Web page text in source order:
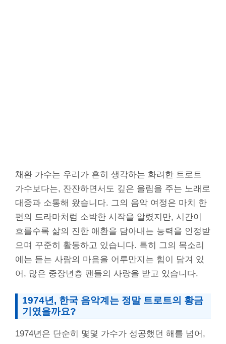
채환 가수는 우리가 흔히 생각하는 화려한 트로트
가수보다는, 잔잔하면서도 깊은 울림을 주는 노래로
대중과 소통해 왔습니다. 그의 음악 여정은 마치 한
편의 드라마처럼 소박한 시작을 알렸지만, 시간이
흐를수록 삶의 진한 애환을 담아내는 능력을 인정받
으며 꾸준히 활동하고 있습니다. 특히 그의 목소리
에는 듣는 사람의 마음을 어루만지는 힘이 담겨 있
어, 많은 중장년층 팬들의 사랑을 받고 있습니다.
1974년, 한국 음악계는 정말 트로트의 황금
기였을까요?
1974년은 단순히 몇몇 가수가 성공했던 해를 넘어,